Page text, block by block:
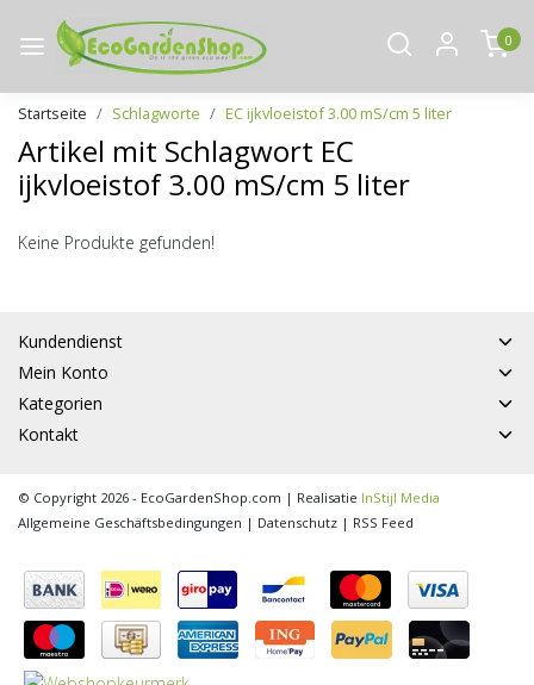
0
Startseite Schlagworte EC ijkvloeistof 3.00 mS/cm 5 liter
Artikel mit Schlagwort EC
ijkvloeistof 3.00 mS/cm 5 liter
Keine Produkte gefunden!
Kundendienst
Mein Konto
Kategorien
Kontakt
© Copyright 2026 - EcoGardenShop.com | Realisatie InStijl Media
Allgemeine Geschäftsbedingungen | Datenschutz | RSS Feed